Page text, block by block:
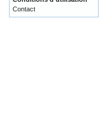
Contact